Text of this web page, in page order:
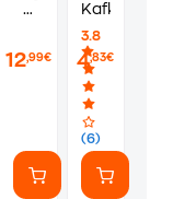
&
12,99€
Kafka
3.8
(6)
4,83€